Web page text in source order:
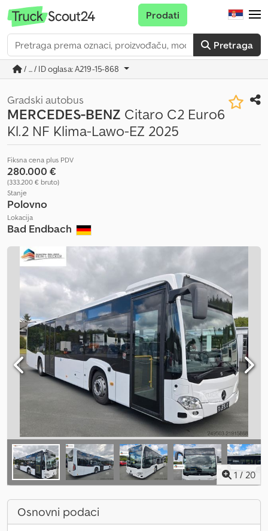
Pretraga
Prodati
/ ... / ID oglasa: A219-15-868
Gradski autobus
MERCEDES-BENZ Citaro C2 Euro6
Kl.2 NF Klima-Lawo-EZ 2025
Fiksna cena plus PDV
280.000 €
(333.200 € bruto)
Stanje
Polovno
Lokacija
Bad Endbach
1 / 20
Osnovni podaci